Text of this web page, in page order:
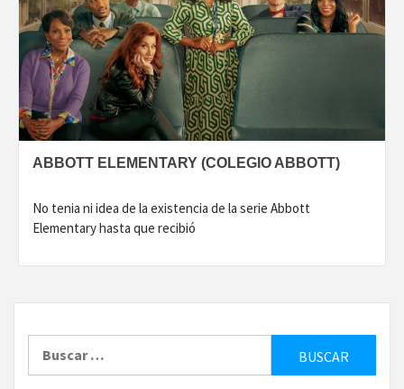
ABBOTT ELEMENTARY (COLEGIO ABBOTT)
No tenia ni idea de la existencia de la serie Abbott
Elementary hasta que recibió